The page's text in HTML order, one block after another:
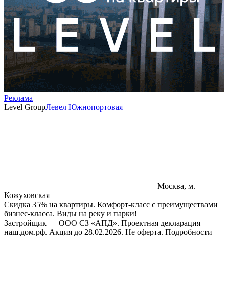
Реклама
Level GroupЛевел Южнопортовая
Москва, м.
Кожуховская
Скидка 35% на квартиры. Комфорт-класс с преимуществами
бизнес-класса. Виды на реку и парки!
Застройщик — ООО СЗ «АПД». Проектная декларация —
наш.дом.рф. Акция до 28.02.2026. Не оферта. Подробности —